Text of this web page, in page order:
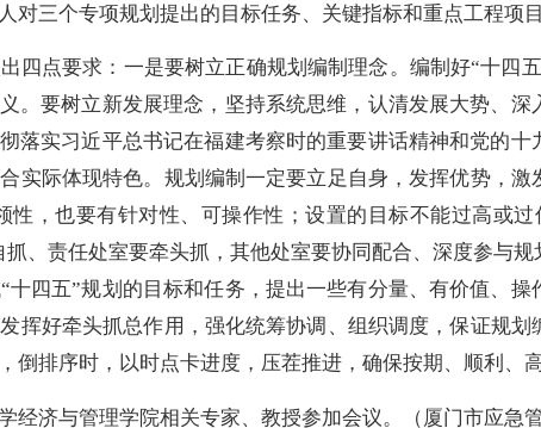
对三个专项规划提出的目标任务、关键指标和重点工程项
点要求：一是要树立正确规划编制理念。编制好“十四
。要树立新发展理念，坚持系统思维，认清发展大势、
落实习近平总书记在福建考察时的重要讲话精神和党的十
实际体现特色。规划编制一定要立足自身，发挥优势，
性，也要有针对性、可操作性；设置的目标不能过高或
、责任处室要牵头抓，其他处室要协同配合、深度参与规
四五”规划的目标和任务，提出一些有分量、有价值、
挥好牵头抓总作用，强化统筹协调、组织调度，保证规
排序时，以时点卡进度，压茬推进，确保按期、顺利、
济与管理学院相关专家、教授参加会议。（厦门市应急管